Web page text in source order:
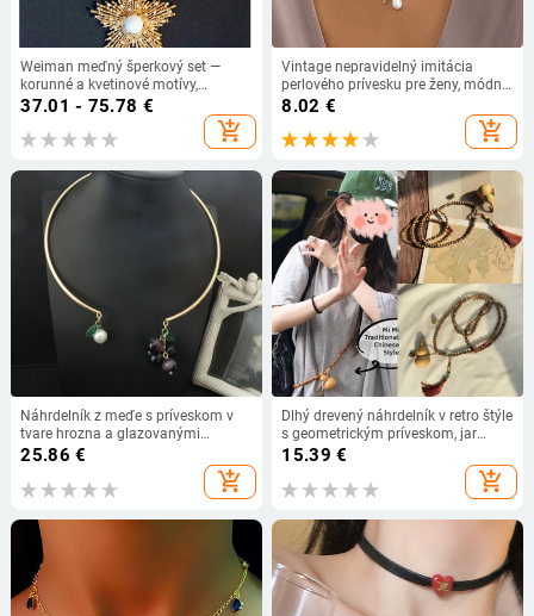
Weiman meďný šperkový set —
korunné a kvetinové motívy,
skrútený reťazový náhrdelník, broš,
37.01 - 75.78 €
add_shopping_cart
Vintage nepravidelný imitácia
perlového prívesku pre ženy, módny
dámsky darček k narodeninám,
8.02 €
add_shopping_cart
Náhrdelník z meďe s príveskom v
tvare hrozna a glazovanými
korálkami, v štýle Strednej Antiky
25.86 €
add_shopping_cart
Dlhý drevený náhrdelník v retro štýle
s geometrickým príveskom, jar
2025.
15.39 €
add_shopping_cart